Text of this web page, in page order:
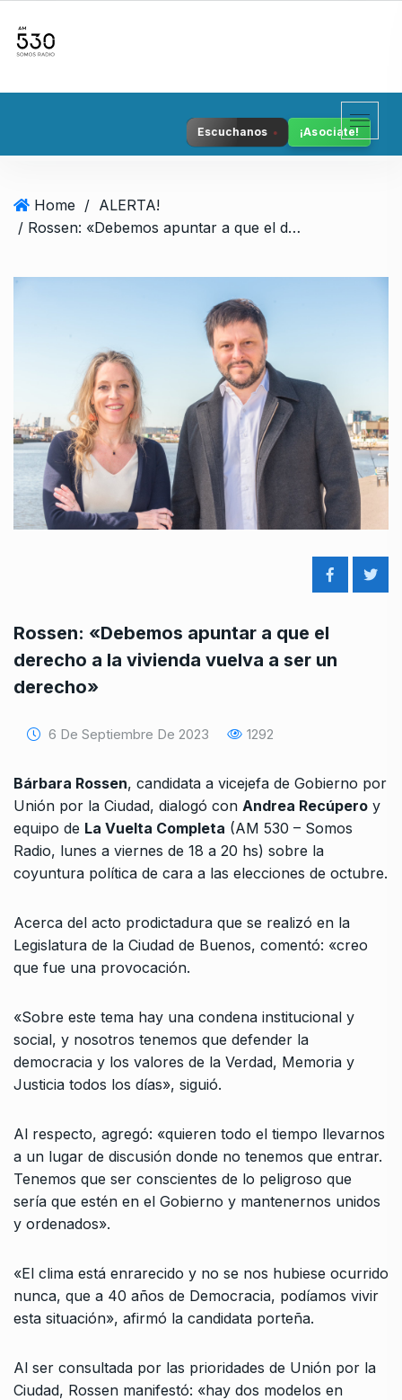
Escuchanos ¡Asociate!
Home / ALERTA!
/ Rossen: «Debemos apuntar a que el derecho a la vivienda vuelva a ser un derecho»
Rossen: «Debemos apuntar a que el
derecho a la vivienda vuelva a ser un
derecho»
6 De Septiembre De 2023 1292
Bárbara Rossen, candidata a vicejefa de Gobierno por
Unión por la Ciudad, dialogó con Andrea Recúpero y
equipo de La Vuelta Completa (AM 530 – Somos
Radio, lunes a viernes de 18 a 20 hs) sobre la
coyuntura política de cara a las elecciones de octubre.
Acerca del acto prodictadura que se realizó en la
Legislatura de la Ciudad de Buenos, comentó: «creo
que fue una provocación.
«Sobre este tema hay una condena institucional y
social, y nosotros tenemos que defender la
democracia y los valores de la Verdad, Memoria y
Justicia todos los días», siguió.
Al respecto, agregó: «quieren todo el tiempo llevarnos
a un lugar de discusión donde no tenemos que entrar.
Tenemos que ser conscientes de lo peligroso que
sería que estén en el Gobierno y mantenernos unidos
y ordenados».
«El clima está enrarecido y no se nos hubiese ocurrido
nunca, que a 40 años de Democracia, podíamos vivir
esta situación», afirmó la candidata porteña.
Al ser consultada por las prioridades de Unión por la
Ciudad, Rossen manifestó: «hay dos modelos en